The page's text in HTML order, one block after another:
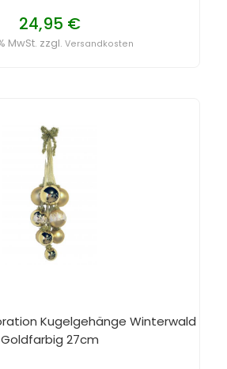
24,95 €
MwSt. zzgl. Versandkosten
Kugelgehänge Winterwald
Goldfarbig 27cm